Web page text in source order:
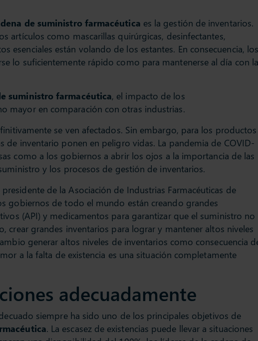
de suministro farmacéutica es la gestión de inventarios.
artículos como mascarillas quirúrgicas, desinfectantes,
esenciales están volando de los estantes. En consecuencia,
lo suficientemente rápido como para mantenerse al día con
suministro farmacéutica, el impacto de los
mayor en comparación con otras industrias.
se ven afectados. Sin embargo, para los productos
de inventario ponen en peligro vidas. La pandemia de COVID-
como a los gobiernos a abrir los ojos a la importancia de las
y los procesos de gestión de inventarios.
presidente de la Asociación de Industrias Farmacéuticas de
gobiernos de todo el mundo están creando grandes
(API) y medicamentos para garantizar que el suministro no
crear grandes inventarios para lograr y mantener altos niveles
generar altos niveles de inventarios como consecuencia
a la falta de existencia es una situación completamente
adecuadamente
siempre ha sido uno de los principales objetivos de
. La escasez de existencias puede llevar a situaciones